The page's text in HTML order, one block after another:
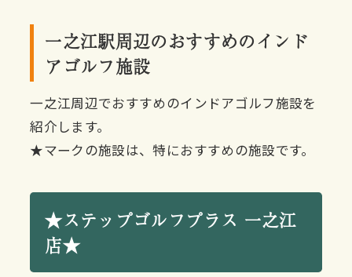
一之江駅周辺のおすすめのインド
アゴルフ施設
一之江周辺でおすすめのインドアゴルフ施設を
紹介します。
★マークの施設は、特におすすめの施設です。
★ステップゴルフプラス 一之江
店★